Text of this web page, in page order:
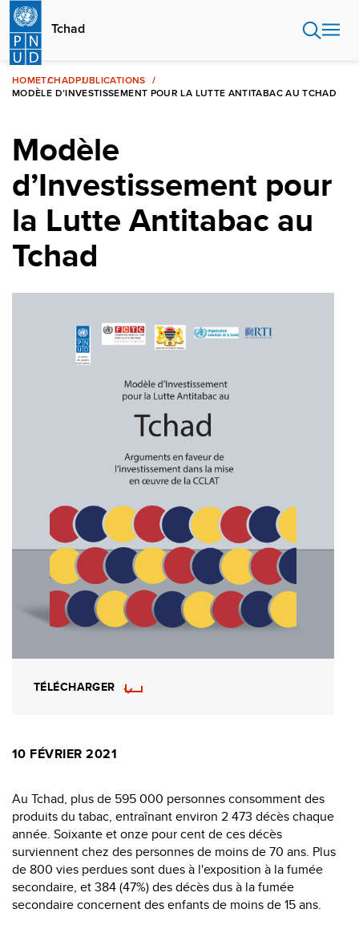
Aller
contenu
principal
Tchad
HOMETCHADPUBLICATIONS
MODÈLE D’INVESTISSEMENT POUR LA LUTTE ANTITABAC AU TCHAD
Modèle
d’Investissement pour
la Lutte Antitabac au
Tchad
TÉLÉCHARGER
10 FÉVRIER 2021
Au Tchad, plus de 595 000 personnes consomment des
produits du tabac, entraînant environ 2 473 décès chaque
année. Soixante et onze pour cent de ces décès
surviennent chez des personnes de moins de 70 ans. Plus
de 800 vies perdues sont dues à l'exposition à la fumée
secondaire, et 384 (47%) des décès dus à la fumée
secondaire concernent des enfants de moins de 15 ans.